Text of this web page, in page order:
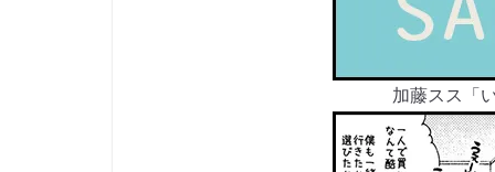
加藤スス「